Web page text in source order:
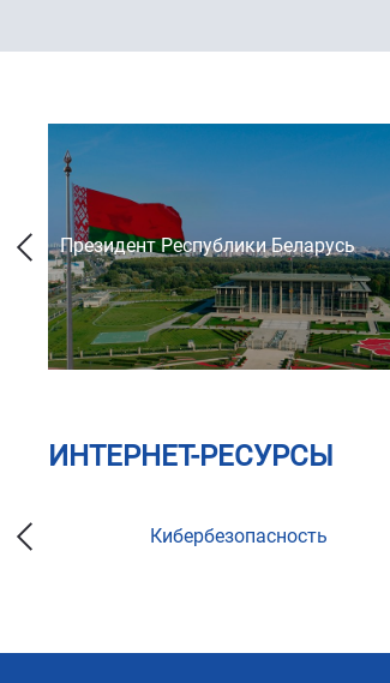
Президент Республики Беларусь
ИНТЕРНЕТ-РЕСУРСЫ
Кибербезопасность